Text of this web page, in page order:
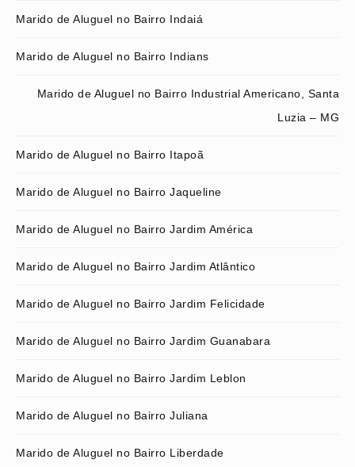
Marido de Aluguel no Bairro Indaiá
Marido de Aluguel no Bairro Indians
Marido de Aluguel no Bairro Industrial Americano, Santa
Luzia – MG
Marido de Aluguel no Bairro Itapoã
Marido de Aluguel no Bairro Jaqueline
Marido de Aluguel no Bairro Jardim América
Marido de Aluguel no Bairro Jardim Atlântico
Marido de Aluguel no Bairro Jardim Felicidade
Marido de Aluguel no Bairro Jardim Guanabara
Marido de Aluguel no Bairro Jardim Leblon
Marido de Aluguel no Bairro Juliana
Marido de Aluguel no Bairro Liberdade